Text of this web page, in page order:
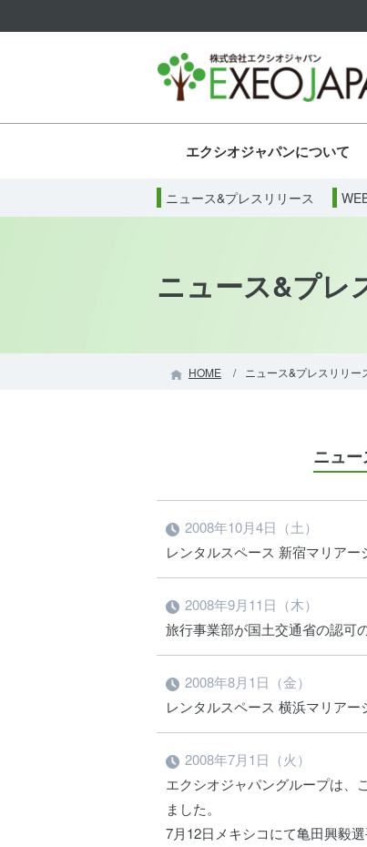
エクシオジャパンについて
代表からのメッセージ 企業理
認可保育園 英語教育保育園
本社 保育園施設 飲食施設
ニュース&プレスリリース
会社概要 沿革 組織図
ネットの安全な運用への取り組み
ニュース&プレ
HOME ニュース&プレスリリー
ニュ
2008年10月4日（土）
レンタルスペース 新宿マリアー
2008年9月11日（木）
旅行事業部が国土交通省の認可
2008年8月1日（金）
レンタルスペース 横浜マリアー
2008年7月1日（火）
エクシオジャパングループは、
ました。
7月12日メキシコにて亀田興毅